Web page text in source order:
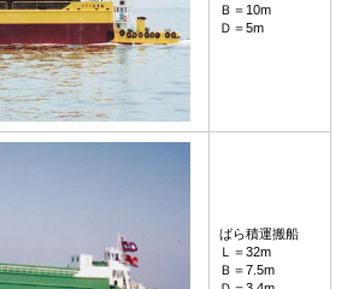
Ｂ＝10m
Ｄ＝5m
ばら積運搬船
Ｌ＝32m
Ｂ＝7.5m